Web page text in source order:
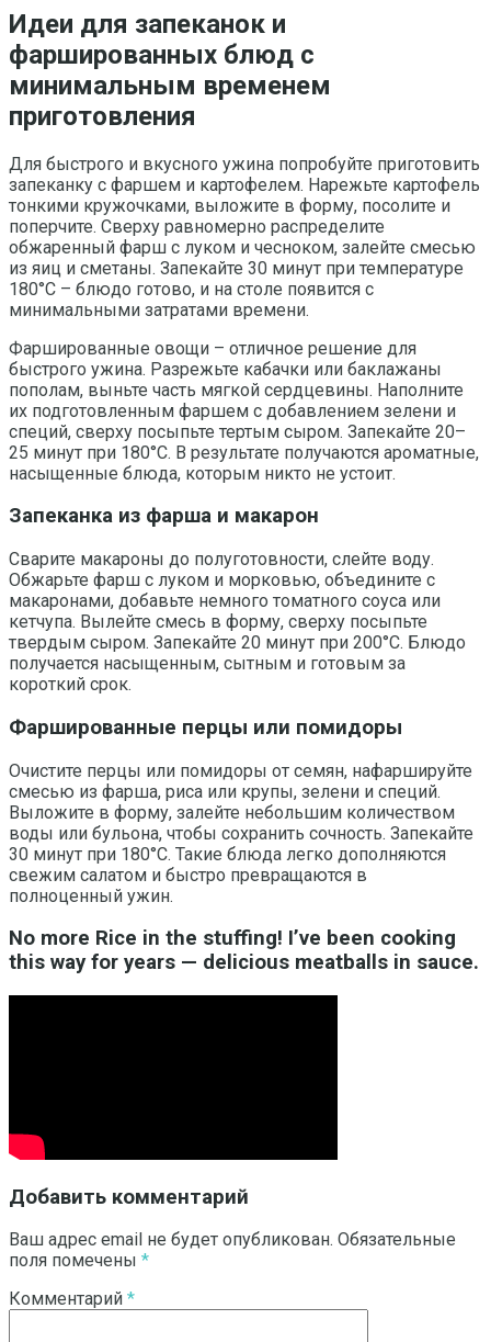
Идеи для запеканок и
фаршированных блюд с
минимальным временем
приготовления
Для быстрого и вкусного ужина попробуйте приготовить
запеканку с фаршем и картофелем. Нарежьте картофель
тонкими кружочками, выложите в форму, посолите и
поперчите. Сверху равномерно распределите
обжаренный фарш с луком и чесноком, залейте смесью
из яиц и сметаны. Запекайте 30 минут при температуре
180°C – блюдо готово, и на столе появится с
минимальными затратами времени.
Фаршированные овощи – отличное решение для
быстрого ужина. Разрежьте кабачки или баклажаны
пополам, выньте часть мягкой сердцевины. Наполните
их подготовленным фаршем с добавлением зелени и
специй, сверху посыпьте тертым сыром. Запекайте 20–
25 минут при 180°C. В результате получаются ароматные,
насыщенные блюда, которым никто не устоит.
Запеканка из фарша и макарон
Сварите макароны до полуготовности, слейте воду.
Обжарьте фарш с луком и морковью, объедините с
макаронами, добавьте немного томатного соуса или
кетчупа. Вылейте смесь в форму, сверху посыпьте
твердым сыром. Запекайте 20 минут при 200°C. Блюдо
получается насыщенным, сытным и готовым за
короткий срок.
Фаршированные перцы или помидоры
Очистите перцы или помидоры от семян, нафаршируйте
смесью из фарша, риса или крупы, зелени и специй.
Выложите в форму, залейте небольшим количеством
воды или бульона, чтобы сохранить сочность. Запекайте
30 минут при 180°C. Такие блюда легко дополняются
свежим салатом и быстро превращаются в
полноценный ужин.
No more Rice in the stuffing! I’ve been cooking
this way for years — delicious meatballs in sauce.
Добавить комментарий
Ваш адрес email не будет опубликован. Обязательные
поля помечены *
Комментарий *